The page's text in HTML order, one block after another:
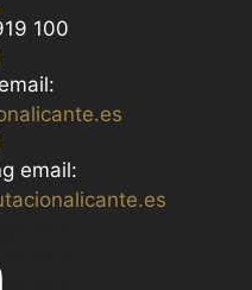
100
email: